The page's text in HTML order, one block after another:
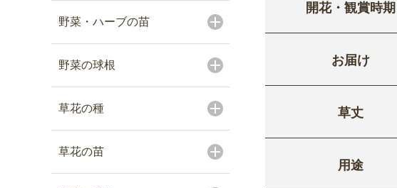
野菜・ハーブの苗
野菜の球根
草花の種
草花の苗
開花・観賞時期
お届け
草丈
用途